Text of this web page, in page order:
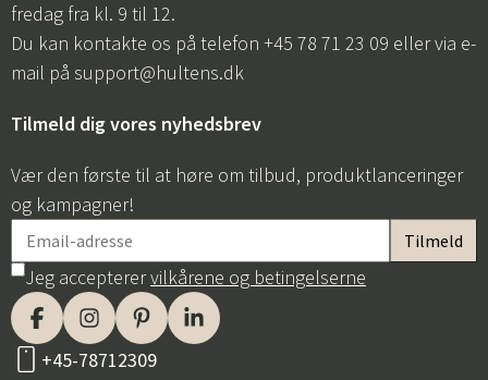
fredag fra kl. 9 til 12.
Du kan kontakte os på telefon +45 78 71 23 09 eller via e-
mail på support@hultens.dk
Tilmeld dig vores nyhedsbrev
Vær den første til at høre om tilbud, produktlanceringer
og kampagner!
Jeg accepterervilkårene og betingelserne
+45-78712309